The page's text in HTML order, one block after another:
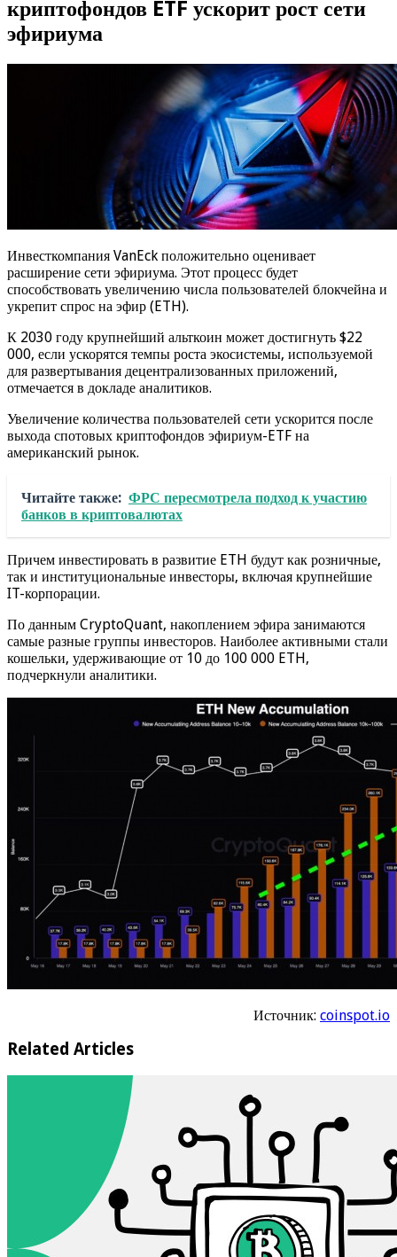
Читайте также: ФРС пересмотрела подход к участию
банков в криптовалютах
Причем инвестировать в развитие ETH будут как розничные,
так и институциональные инвесторы, включая крупнейшие
По данным CryptoQuant, накоплением эфира занимаются
самые разные группы инвесторов. Наиболее активными стали
кошельки, удерживающие от 10 до 100 000 ETH,
подчеркнули аналитики.
Related Articles
Чем именно квантовые компьютеры угрожают
биткоину. Насколько реален риск